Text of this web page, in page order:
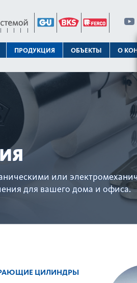
ПРОДУКЦИЯ ОБЪЕКТЫ О
или
для вашего дома и офиса.
ЦИЛИНДРЫ